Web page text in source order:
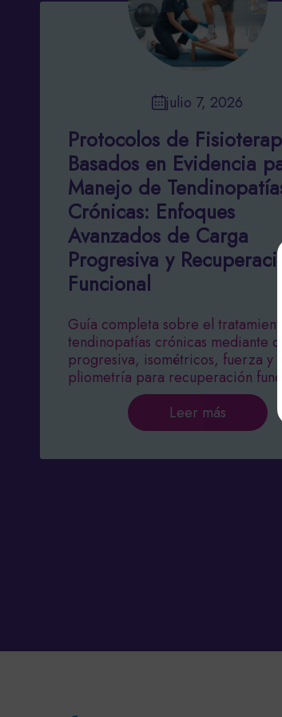
julio 7, 2026
Protocolos de
Basados en Evidencia
Manejo de
Crónicas: Enfoques
Avanzados de Carga
Progresiva y
Funcional
Guía completa sobre el
tendinopatías crónicas mediante
progresiva, isométricos, fuerza y
pliometría para recuperación
Leer más